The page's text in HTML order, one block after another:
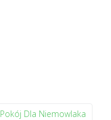
Pokój Dla Niemowlaka